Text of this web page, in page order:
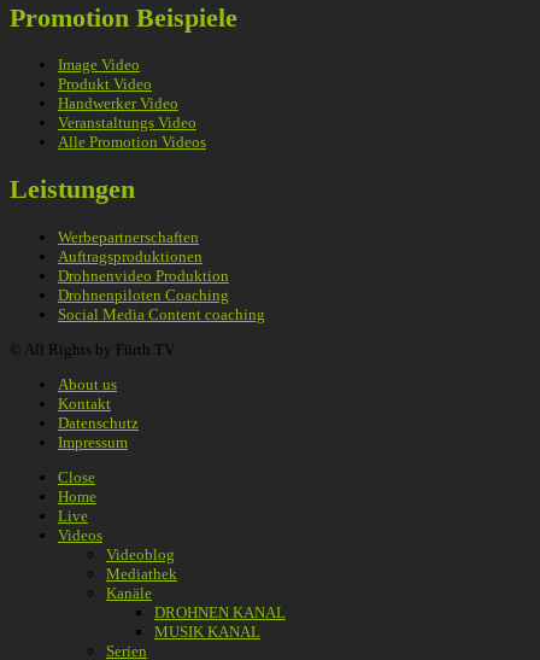
Promotion Beispiele
Image Video
Produkt Video
Handwerker Video
Veranstaltungs Video
Alle Promotion Videos
Leistungen
Werbepartnerschaften
Auftragsproduktionen
Drohnenvideo Produktion
Drohnenpiloten Coaching
Social Media Content coaching
© All Rights by Fürth.TV
About us
Kontakt
Datenschutz
Impressum
Close
Home
Live
Videos
Videoblog
Mediathek
Kanäle
DROHNEN KANAL
MUSIK KANAL
Serien